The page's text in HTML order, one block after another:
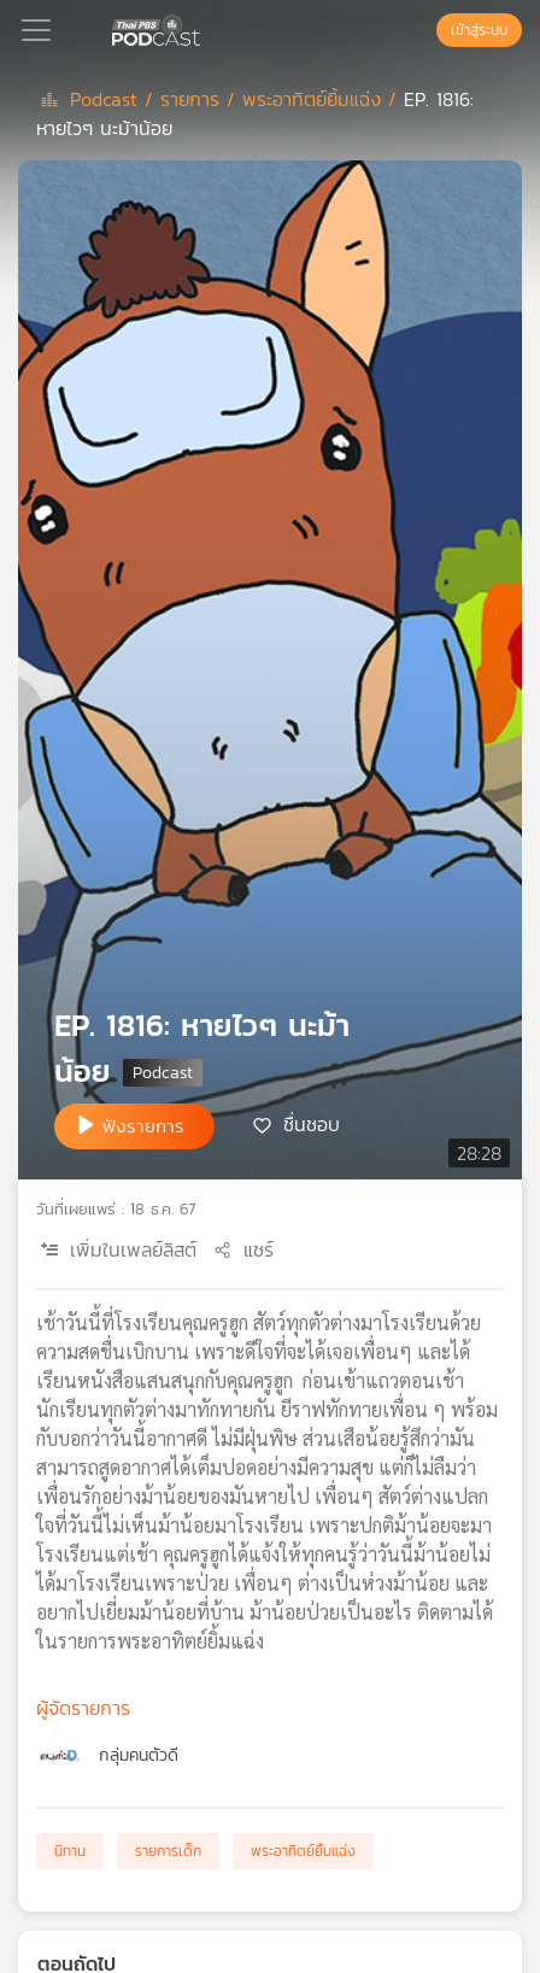
Podcast
แนะนำ
เพล
สต์
ของ
คุณ
เพลง
บทความ
ข่าว
กิจกรรม
เกี่ยว
เครือ
ไทย
แผนที่
วิทยุ
เครือ
ข่าย
เข้าสู่ระบบ
Podcast / รายการ /พระอาทิตย์ยิ้มแฉ่ง / EP. 1816:
หายไวๆ นะม้าน้อย
28:28
EP. 1816: หายไวๆ นะม้า
น้อย
ฟังรายการ ชื่นชอบ
วันที่เผยแพร่ : 18 ธ.ค. 67
เพิ่มในเพลย์ลิสต์ แชร์
เช้าวันนี้ที่โรงเรียนคุณครูฮูก สัตว์ทุกตัวต่างมาโรงเรียนด้วย
ความสดชื่นเบิกบาน เพราะดีใจที่จะได้เจอเพื่อนๆ และได้
เรียนหนังสือแสนสนุกกับคุณครูฮูก ก่อนเข้าแถวตอนเช้า
นักเรียนทุกตัวต่างมาทักทายกัน ยีราฟทักทายเพื่อน ๆ พร้อม
กับบอกว่าวันนี้อากาศดี ไม่มีฝุ่นพิษ ส่วนเสือน้อยรู้สึกว่ามัน
สามารถสูดอากาศได้เต็มปอดอย่างมีความสุข แต่ก็ไม่ลืมว่า
เพื่อนรักอย่างม้าน้อยของมันหายไป เพื่อนๆ สัตว์ต่างแปลก
ใจที่วันนี้ไม่เห็นม้าน้อยมาโรงเรียน เพราะปกติม้าน้อยจะมา
โรงเรียนแต่เช้า คุณครูฮูกได้แจ้งให้ทุกคนรู้ว่าวันนี้ม้าน้อยไม่
ได้มาโรงเรียนเพราะป่วย เพื่อนๆ ต่างเป็นห่วงม้าน้อย และ
อยากไปเยี่ยมม้าน้อยที่บ้าน ม้าน้อยป่วยเป็นอะไร ติดตามได้
ในรายการพระอาทิตย์ยิ้มแฉ่ง
ผู้จัดรายการ
กลุ่มคนตัวดี
นิทาน รายการเด็ก พระอาทิตย์ยิ้มแฉ่ง
ตอนถัดไป